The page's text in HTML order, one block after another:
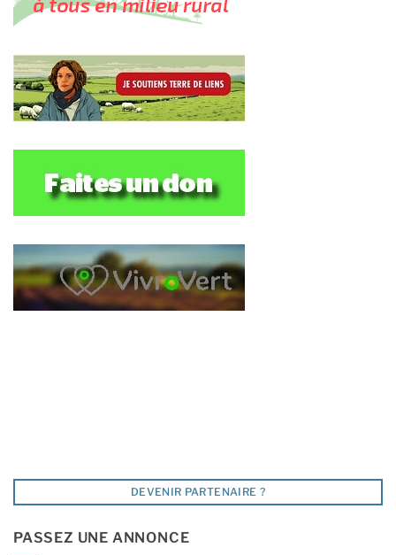
DEVENIR PARTENAIRE ?
PASSEZ UNE ANNONCE